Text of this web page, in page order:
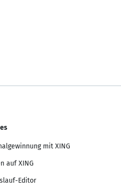
mit XING
auf XING
Editor